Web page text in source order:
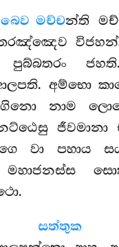
මච්චන්ති
අම්භො
නාම
වා පහාය
මහාජනස්ස
සත්තුක